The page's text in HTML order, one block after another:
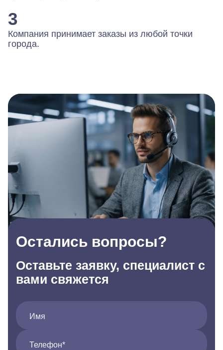
3
Компания принимает заказы из любой точки
города.
Остались вопросы?
Оставьте заявку, специалист с
вами свяжется
Имя
Телефон*